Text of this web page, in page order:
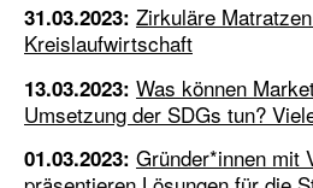
31.03.2023: Zirkuläre
Kreislaufwirtschaft
13.03.2023: Was können
Umsetzung der SDGs tun?
01.03.2023: Gründer*innen mit